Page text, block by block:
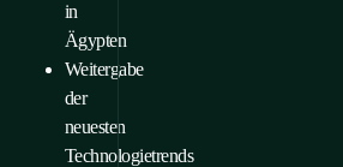
in
Ägypten
Weitergabe
der
neuesten
Technologietrends